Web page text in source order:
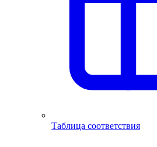
Таблица соответствия